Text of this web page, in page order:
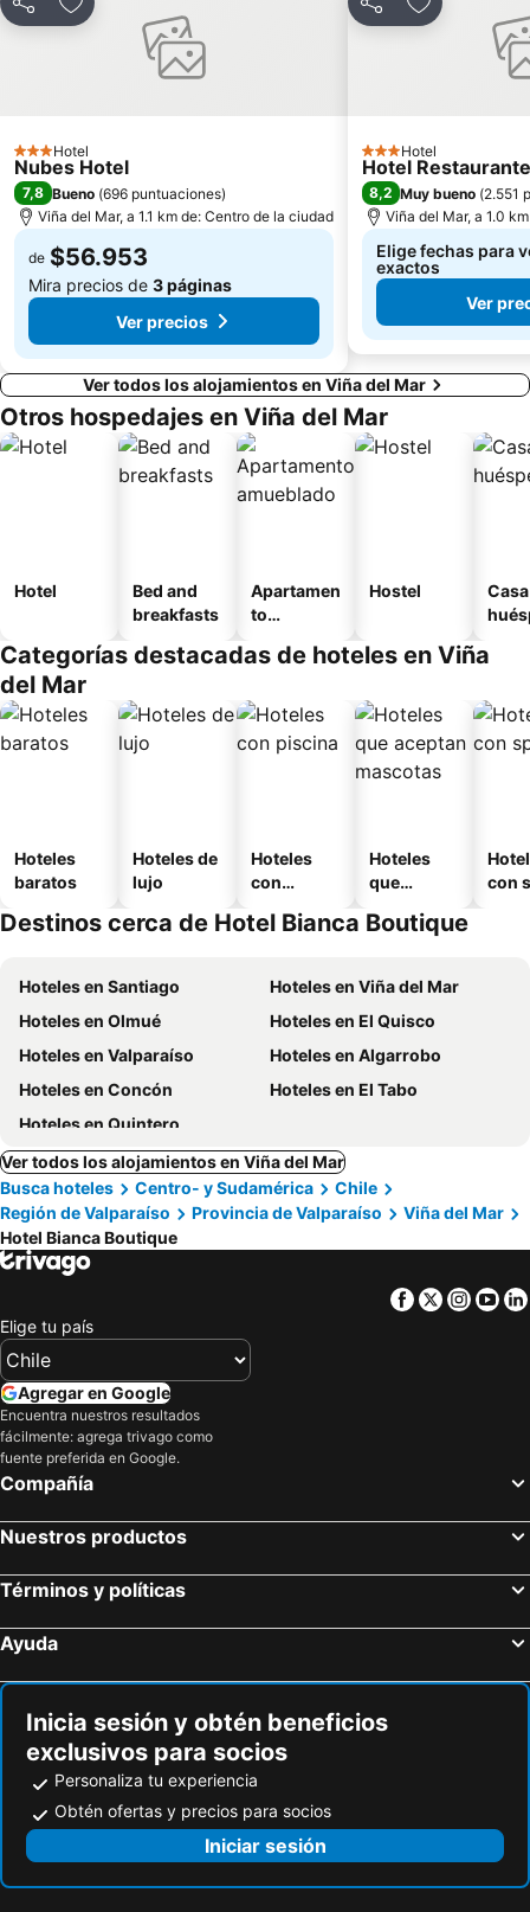
Arco Británico
Castillo Wulff
Pablo Neruda
CompartirAgregar a favoritos
3 Estrellas
Hotel
Nubes Hotel
7,8 Bueno (696 puntuaciones)
Viña del Mar, a 1.1 km de: Centro de la ciudad
de $56.953
Mira precios de 3 páginas
Ver precios
CompartirAgregar a
3 Estrellas
Hotel
Hotel
8,2 Muy bueno (2.551
Viña del Mar, a 1.0
Elige fechas para
exactos
Ver
Ver todos los alojamientos en Viña del Mar
Otros hospedajes en Viña del Mar
Hotel
Bed and
breakfasts
Apartamen
to
o
Hostel
Categorías destacadas de hoteles en Viña
del Mar
Hoteles
baratos
Hoteles de
lujo
Hoteles
con
Hoteles
que
mascotas
con
Destinos cerca de Hotel Bianca Boutique
Hoteles en Santiago
Hoteles en Viña del Mar
Hoteles en Olmué
Hoteles en El Quisco
Hoteles en Valparaíso
Hoteles en Algarrobo
Hoteles en Concón
Hoteles en El Tabo
Hoteles en Quintero
Ver todos los alojamientos en Viña del Mar
Busca hoteles
Centro- y Sudamérica
Chile
Región de Valparaíso
Provincia de Valparaíso
Viña del Mar
Hotel Bianca Boutique
Facebook
Twitter
Elige tu país
Agregar en Google
Encuentra nuestros resultados
fácilmente: agrega trivago como
fuente preferida en Google.
Compañía
Nuestros productos
Términos y políticas
Ayuda
Inicia sesión y obtén beneficios
exclusivos para socios
Personaliza tu experiencia
Obtén ofertas y precios para socios
Iniciar sesión